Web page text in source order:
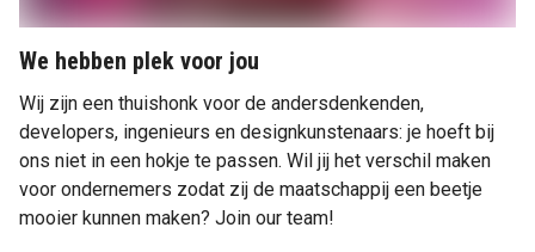
We hebben plek voor jou
Wij zijn een thuishonk voor de andersdenkenden,
developers, ingenieurs en designkunstenaars: je hoeft bij
ons niet in een hokje te passen. Wil jij het verschil maken
voor ondernemers zodat zij de maatschappij een beetje
mooier kunnen maken? Join our team!